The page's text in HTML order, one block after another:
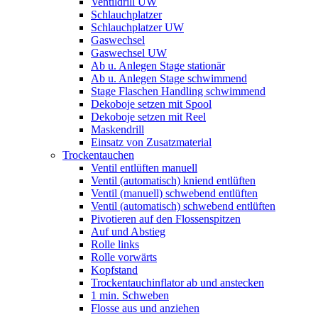
Schlauchplatzer
Schlauchplatzer UW
Gaswechsel
Gaswechsel UW
Ab u. Anlegen Stage stationär
Ab u. Anlegen Stage schwimmend
Stage Flaschen Handling schwimmend
Dekoboje setzen mit Spool
Dekoboje setzen mit Reel
Maskendrill
Einsatz von Zusatzmaterial
Trockentauchen
Ventil entlüften manuell
Ventil (automatisch) kniend entlüften
Ventil (manuell) schwebend entlüften
Ventil (automatisch) schwebend entlüften
Pivotieren auf den Flossenspitzen
Auf und Abstieg
Rolle links
Rolle vorwärts
Kopfstand
Trockentauchinflator ab und anstecken
1 min. Schweben
Flosse aus und anziehen